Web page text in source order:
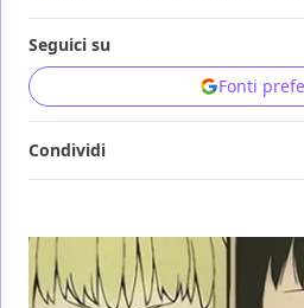
Seguici su
Fonti
Condividi